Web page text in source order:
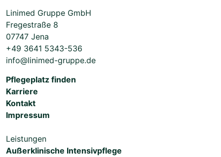
Linimed Gruppe GmbH
Fregestraße 8
07747 Jena
+49 3641 5343-536
info@linimed-gruppe.de
Pflegeplatz finden
Karriere
Kontakt
Impressum
Leistungen
Außerklinische Intensivpflege